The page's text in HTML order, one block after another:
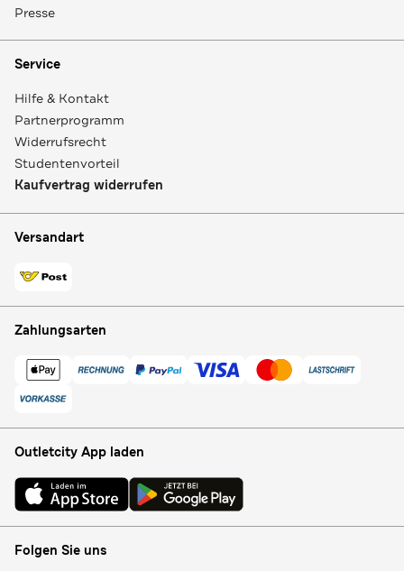
Presse
Service
Hilfe & Kontakt
Partnerprogramm
Widerrufsrecht
Studentenvorteil
Kaufvertrag widerrufen
Versandart
Zahlungsarten
Outletcity App laden
Folgen Sie uns